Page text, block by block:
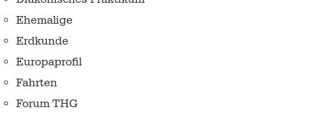
Ehemalige
Erdkunde
Europaprofil
Fahrten
Forum THG